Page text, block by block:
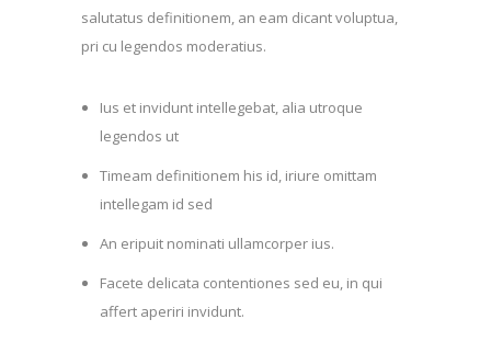
salutatus definitionem, an eam dicant voluptua,
pri cu legendos moderatius.
Ius et invidunt intellegebat, alia utroque
legendos ut
Timeam definitionem his id, iriure omittam
intellegam id sed
An eripuit nominati ullamcorper ius.
Facete delicata contentiones sed eu, in qui
affert aperiri invidunt.